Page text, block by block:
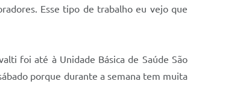
Esse tipo de trabalho eu vejo que
foi até à Unidade Básica de Saúde São
porque durante a semana tem muita